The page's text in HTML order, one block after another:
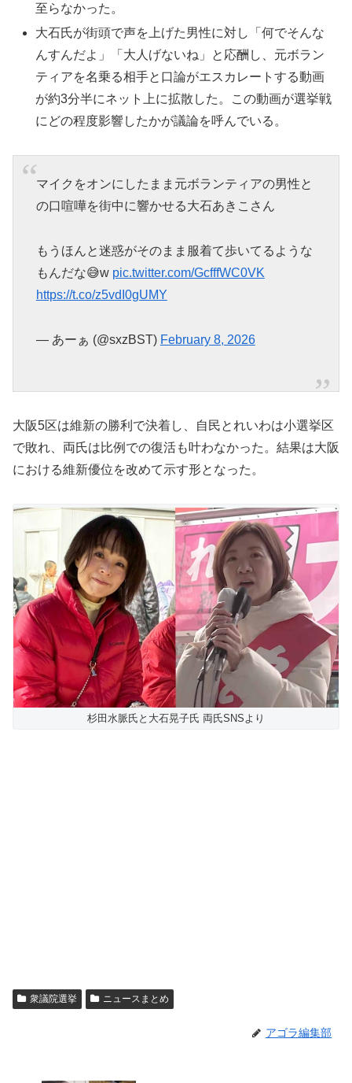
至らなかった。
大石氏が街頭で声を上げた男性に対し「何でそんな
んすんだよ」「大人げないね」と応酬し、元ボラン
ティアを名乗る相手と口論がエスカレートする動画
が約3分半にネット上に拡散した。この動画が選挙戦
にどの程度影響したかが議論を呼んでいる。
マイクをオンにしたまま元ボランティアの男性と
の口喧嘩を街中に響かせる大石あきこさん
もうほんと迷惑がそのまま服着て歩いてるような
もんだな😅w pic.twitter.com/GcfffWC0VK
https://t.co/z5vdI0gUMY
— あーぁ (@sxzBST) February 8, 2026
大阪5区は維新の勝利で決着し、自民とれいわは小選挙区
で敗れ、両氏は比例での復活も叶わなかった。結果は大阪
における維新優位を改めて示す形となった。
杉田水脈氏と大石晃子氏 両氏SNSより
衆議院選挙 ニュースまとめ
アゴラ編集部